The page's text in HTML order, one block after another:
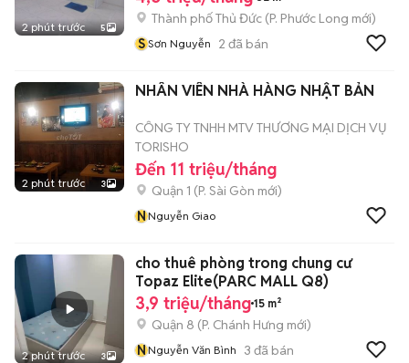
2 phút trước 5
Thành phố Thủ Đức (P. Phước Long mới)
S Sơn Nguyễn 2 đã bán
2 phút trước 3
NHÂN VIÊN NHÀ HÀNG NHẬT BẢN
CÔNG TY TNHH MTV THƯƠNG MẠI DỊCH VỤ
TORISHO
Đến 11 triệu/tháng
Quận 1 (P. Sài Gòn mới)
NNguyễn Giao
2 phút trước 3
cho thuê phòng trong chung cư
Topaz Elite(PARC MALL Q8)
3,9 triệu/tháng 15 m²
Quận 8 (P. Chánh Hưng mới)
NNguyễn Văn Bình 3 đã bán